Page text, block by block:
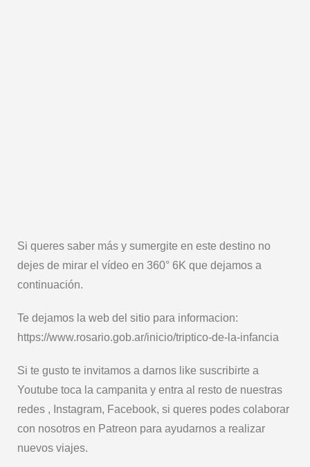
Si queres saber más y sumergite en este destino no
dejes de mirar el vídeo en 360° 6K que dejamos a
continuación.
Te dejamos la web del sitio para informacion:
https://www.rosario.gob.ar/inicio/triptico-de-la-infancia
Si te gusto te invitamos a darnos like suscribirte a
Youtube toca la campanita y entra al resto de nuestras
redes , Instagram, Facebook, si queres podes colaborar
con nosotros en Patreon para ayudarnos a realizar
nuevos viajes.